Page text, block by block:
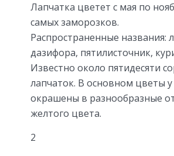
Лапчатка цветет с мая по
самых заморозков.
Распространенные названия:
дазифора, пятилисточник,
Известно около пятидесяти
лапчаток. В основном цветы
окрашены в разнообразные
желтого цвета.
2